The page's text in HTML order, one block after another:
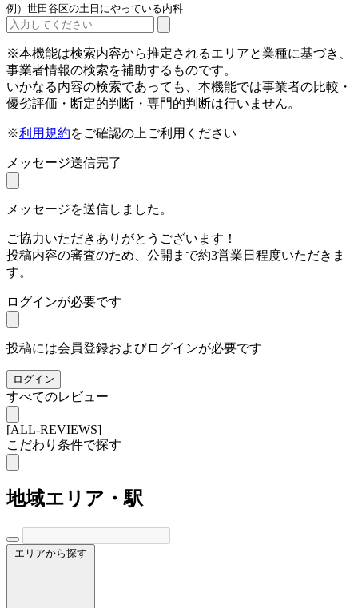
例）世田谷区の土日にやっている内科
※本機能は検索内容から推定されるエリアと業種に基づき、
事業者情報の検索を補助するものです。
いかなる内容の検索であっても、本機能では事業者の比較・
優劣評価・断定的判断・専門的判断は行いません。
※利用規約をご確認の上ご利用ください
メッセージ送信完了
メッセージを送信しました。
ご協力いただきありがとうございます！
投稿内容の審査のため、公開まで約3営業日程度いただきま
す。
ログインが必要です
投稿には会員登録およびログインが必要です
ログイン
すべてのレビュー
[ALL-REVIEWS]
こだわり条件で探す
地域エリア・駅
エリアから探す